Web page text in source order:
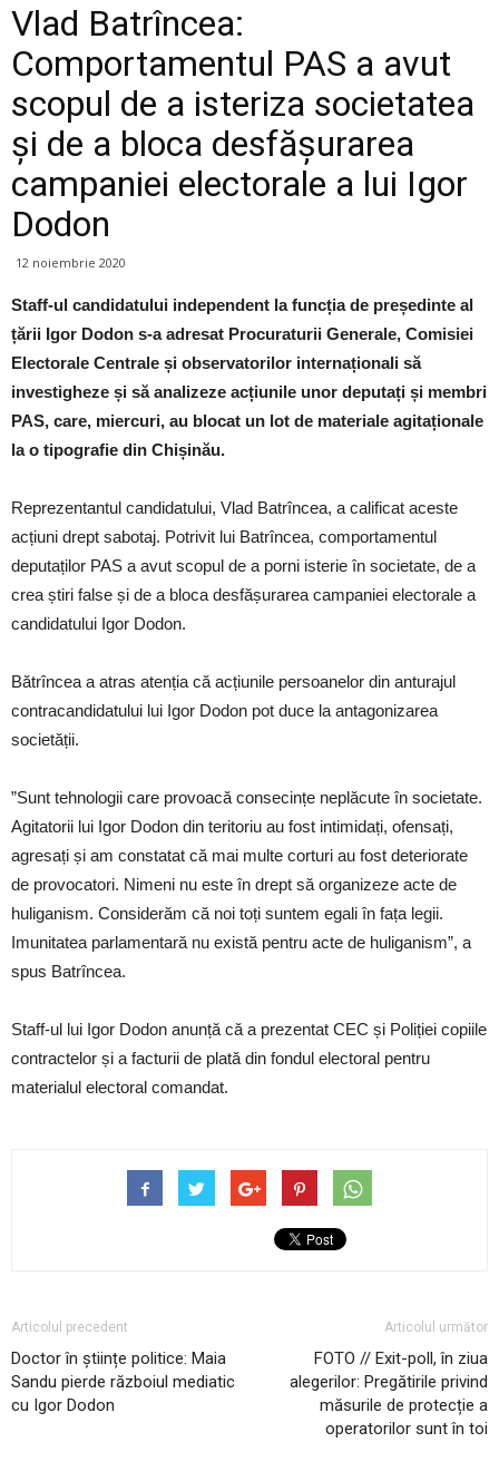
Vlad Batrîncea:
Comportamentul PAS a avut
scopul de a isteriza societatea
și de a bloca desfășurarea
campaniei electorale a lui Igor
Dodon
12 noiembrie 2020
Staff-ul candidatului independent la funcția de președinte al
țării Igor Dodon s-a adresat Procuraturii Generale, Comisiei
Electorale Centrale și observatorilor internaționali să
investigheze și să analizeze acțiunile unor deputați și membri
PAS, care, miercuri, au blocat un lot de materiale agitaționale
la o tipografie din Chișinău.
Reprezentantul candidatului, Vlad Batrîncea, a calificat aceste
acțiuni drept sabotaj. Potrivit lui Batrîncea, comportamentul
deputaților PAS a avut scopul de a porni isterie în societate, de a
crea știri false și de a bloca desfășurarea campaniei electorale a
candidatului Igor Dodon.
Bătrîncea a atras atenția că acțiunile persoanelor din anturajul
contracandidatului lui Igor Dodon pot duce la antagonizarea
societății.
”Sunt tehnologii care provoacă consecințe neplăcute în societate.
Agitatorii lui Igor Dodon din teritoriu au fost intimidați, ofensați,
agresați și am constatat că mai multe corturi au fost deteriorate
de provocatori. Nimeni nu este în drept să organizeze acte de
huliganism. Considerăm că noi toți suntem egali în fața legii.
Imunitatea parlamentară nu există pentru acte de huliganism”, a
spus Batrîncea.
Staff-ul lui Igor Dodon anunță că a prezentat CEC și Poliției copiile
contractelor și a facturii de plată din fondul electoral pentru
materialul electoral comandat.
Articolul precedent
Doctor în științe politice: Maia
Sandu pierde războiul mediatic
cu Igor Dodon
Articolul următor
FOTO // Exit-poll, în ziua
alegerilor: Pregătirile privind
măsurile de protecție a
operatorilor sunt în toi